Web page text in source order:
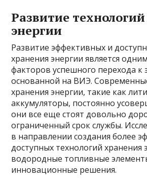
Развитие
энергии
Развитие эффективных и
хранения энергии является
факторов успешного перехода к
основанной на ВИЭ.
хранения энергии, такие как
аккумуляторы, постоянно
они все еще стоят довольно
ограниченный срок службы.
в направлении создания более
доступных технологий хранения
водородные топливные
инновационные решения.